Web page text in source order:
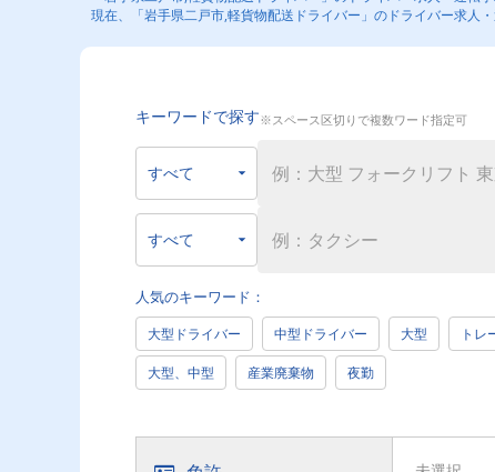
現在、「岩手県二戸市,軽貨物配送ドライバー」のドライバー求人
キーワードで探す※スペース区切りで複数ワード指定可
人気のキーワード：
大型ドライバー 中型ドライバー 大型 トレ
大型、中型 産業廃棄物 夜勤